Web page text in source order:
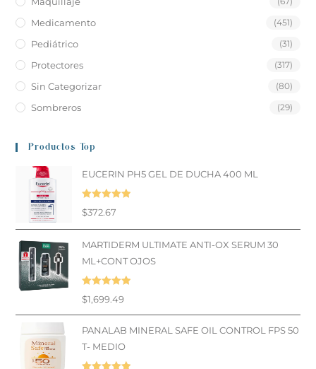
Medicamento (451)
Pediátrico (31)
Protectores (317)
Sin Categorizar (80)
Sombreros (29)
Productos Top
EUCERIN PH5 GEL DE DUCHA 400 ML
Valorado en
$372.67
MARTIDERM ULTIMATE ANTI-OX SERUM 30
ML+CONT OJOS
Valorado en
$1,699.49
PANALAB MINERAL SAFE OIL CONTROL FPS 50
T- MEDIO